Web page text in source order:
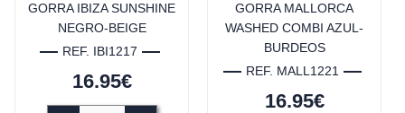
GORRA IBIZA SUNSHINE
NEGRO-BEIGE
REF. IBI1217
16.95€
GORRA MALLORCA
WASHED COMBI AZUL-
BURDEOS
REF. MALL1221
16.95€